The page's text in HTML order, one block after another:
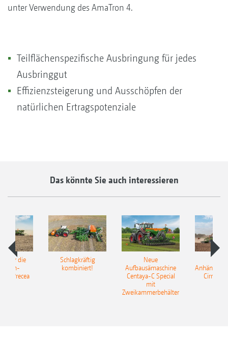
unter Verwendung des AmaTron 4.
Teilflächenspezifische Ausbringung für jedes
Ausbringgut
Effizienzsteigerung und Ausschöpfen der
natürlichen Ertragspotenziale
Das könnte Sie auch interessieren
für die
Precea
Schlagkräftig
kombiniert!
Neue
Aufbausämaschine
Centaya-C Special
mit
Zweikammerbehälter
Cirrus